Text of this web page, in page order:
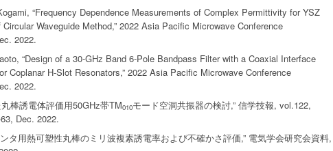
“Frequency Dependence Measurements of Complex Permittivity for YSZ
Waveguide Method,” 2022 Asia Pacific Microwave Conference
2022.
“Design of a 30-GHz Band 6-Pole Bandpass Filter with a Coaxial Interface
Coplanar H-Slot Resonators,” 2022 Asia Pacific Microwave Conference
2022.
棒誘電体評価用50GHz帯TM010モード空洞共振器の検討,” 信学技報, vol.122,
Dec. 2022.
タ用熱可塑性丸棒のミリ波複素誘電率および不確かさ評価,” 電気学会研究会資料,